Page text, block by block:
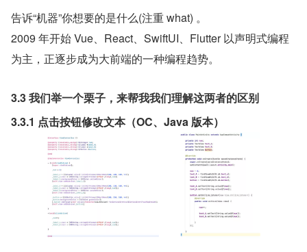
告诉“机器”你想要的是什么(注重 what) 。
2009 年开始 Vue、React、SwiftUI、Flutter 以声明式编程
为主，正逐步成为大前端的一种编程趋势。
3.3 我们举一个栗子，来帮我我们理解这两者的区别
3.3.1 点击按钮修改文本（OC、Java 版本）